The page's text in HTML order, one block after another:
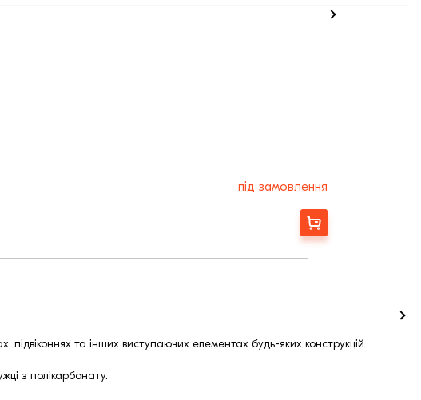
під замовлення
Замовити
підвіконнях та інших виступаючих елементах будь-яких конструкцій.
з полікарбонату.